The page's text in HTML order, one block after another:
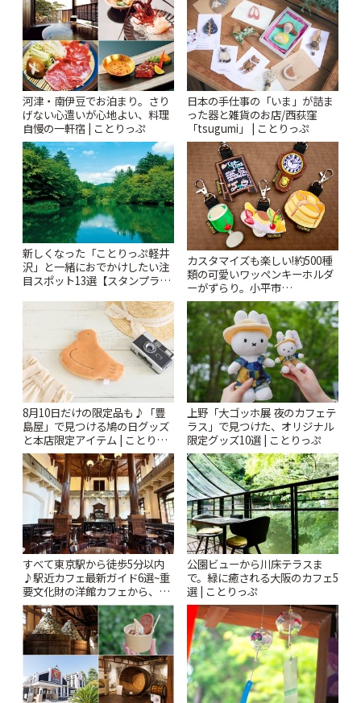
河津・南伊豆でお泊まり。さり
げない心遣いが心地よい、料理
自慢の一軒宿 | ことりっぷ
日本の手仕事の「いま」が詰ま
った器と雑貨のお店/西荻窪
「tsugumi」 | ことりっぷ
新しくなった「ことりっぷ軽井
沢」と一緒におでかけしたい注
目スポット13選【スタンプラリ
カスタマイズも楽しい!約500種
類の可愛いワッペンキーホルダ
ーがずらり。小平市
「Kimamaya T&K」 | ことりっ
ぷ
8月10日だけの限定品も♪「豊
島屋」で見つける鳩の日グッズ
と本店限定アイテム | ことりっ
ぷ
上野「大ゴッホ展 夜のカフェテ
ラス」で見つけた、オリジナル
限定グッズ10選 | ことりっぷ
すべて東京駅から徒歩5分以内
♪駅近カフェ最新ガイド6選~重
要文化財の洋館カフェから、改
札すぐのレトロ喫茶まで~ | こと
りっぷ
公園ビューから川床テラスま
で。緑に癒される大阪のカフェ5
選 | ことりっぷ